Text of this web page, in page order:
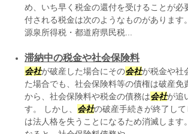
め、いち早く税金の還付を受けることが必
付される税金は次のようなものがあります
源泉所得税・都道府県民税...
滞納中の税金や社会保険料
会社が破産した場合にその会社が税金や社
た場合でも、社会保険料等の債権は破産免
から、社会保険料や税金の債務は会社が追
す。 しかし、 会社の破産手続きが終了し
は法人格を失うことになるため消滅します。